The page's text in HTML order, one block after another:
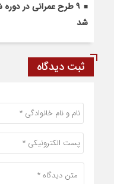
۹ طرح عمرانی در
شد
ثبت دیدگاه